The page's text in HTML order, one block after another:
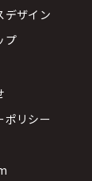
デザイン
プ
ポリシー